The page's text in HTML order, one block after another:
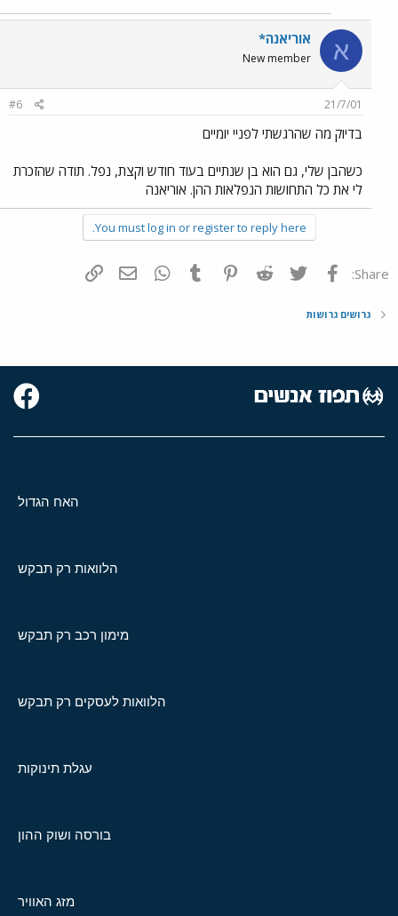
א אוריאנה*
New member
21/7/01
#6
בדיוק מה שהרגשתי לפניי יומיים
כשהבן שלי, גם הוא בן שנתיים בעוד חודש וקצת, נפל. תודה שהזכרת
לי את כל התחושות הנפלאות ההן. אוריאנה
You must log in or register to reply here.
Share: פייסבוק Twitter
Reddit
Pinterest
Tumblr
WhatsAppדואר אלקטרוני
גרושים גרושות
האח הגדול
הלוואות רק תבקש
מימון רכב רק תבקש
הלוואות לעסקים רק תבקש
עגלת תינוקות
בורסה ושוק ההון
מזג האוויר